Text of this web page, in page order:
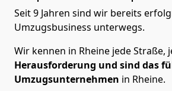
Seit 9 Jahren sind wir bereits
Umzugsbusiness unterwegs.
Wir kennen in Rheine jede Straße,
Herausforderung und sind das
Umzugsunternehmen in Rheine.